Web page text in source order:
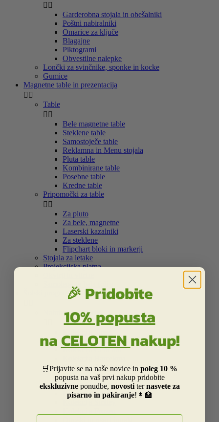
 
Garderobna stojala in obešalniki
Poštni nabiralniki
Omarice za ključe
Blagajne
Piktogrami
Obvestilne nalepke
Lončki za svinčnike, sponke in kocke
Gumice
Magnetne table in prezentacija
 
Table
 
Bele magnetne table
Steklene table
Samostoječe table
Reklamna in Menu stojala
Pluta table
Kombinirane table
Posebne table
Kredne table
Pripomočki za table
 
Za pluto
Za bele, magnetne
Laserski kazalniki
Za steklene
Flipchart bloki in markerji
Stojala za letake
Projekcijska platna
Šolski program
Nahrbtniki in torbe
Otroška Street kolekcija
Kolekcija Centrum
Kolekcija Real Madrid
Kolekcija Liverpool
Kolekcija Dakar
Kolekcija Catalina Estrada
🎉 Pridobite
10% popusta
naCELOTENnakup!
🛒Prijavite se na naše novice in poleg 10 %
popusta na vaš prvi nakup pridobite
ekskluzivneponudbe, novosti ternasvete za
pisarno in pakiranje!👩‍🏫
E-naslov